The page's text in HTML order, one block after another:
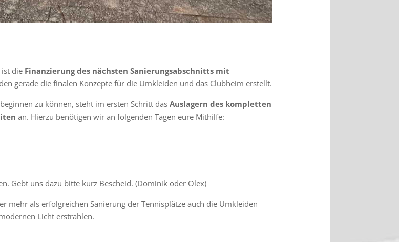
die Finanzierung des nächsten Sanierungsabschnitts mit
gerade die finalen Konzepte für die Umkleiden und das Clubheim erstellt.
beginnen zu können, steht im ersten Schritt das Auslagern des kompletten
an. Hierzu benötigen wir an folgenden Tagen eure Mithilfe:
Gebt uns dazu bitte kurz Bescheid. (Dominik oder Olex)
mehr als erfolgreichen Sanierung der Tennisplätze auch die Umkleiden
Licht erstrahlen.